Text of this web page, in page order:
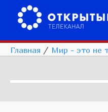
Главная / Мир - это не